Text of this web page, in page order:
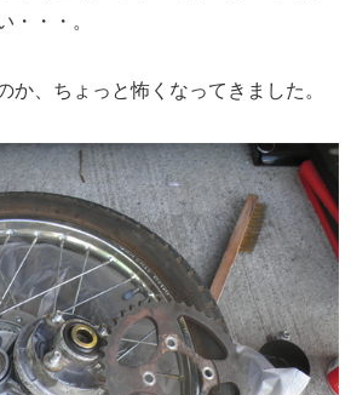
・・・。
か、ちょっと怖くなってきました。